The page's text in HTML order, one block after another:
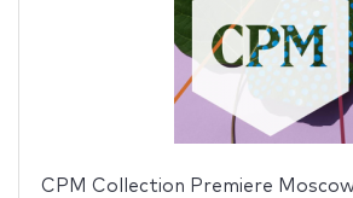
CPM Collection Premiere